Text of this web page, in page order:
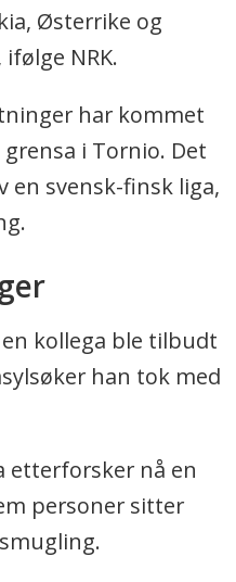
Østerrike og
NRK.
har kommet
i Tornio. Det
en svensk-finsk liga,
kollega ble tilbudt
han tok med
etterforsker nå en
personer sitter